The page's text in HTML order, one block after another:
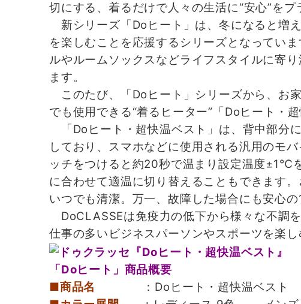
切にする、着るだけで人々の生活に“安心”を
新シリーズ「Doヒート」は、冬になると増
を楽しむことを応援するシリーズとなってい
ルやルームソックスなどライフスタイルに寄
ます。
このたび、「Doヒート」シリーズから、お
でも使用できる“着るヒーター”「Doヒート・
「Doヒート・超快温ベスト」は、背中部分
しており、スマホなどに使用される汎用のモ
ッチをつけると約20秒で温まり設定温度±1℃
に合わせて適温に切り替えることもできます
いつでも清潔。万一、故障した場合にも安心の
DoCLASSEは免疫力の低下から様々な不調
仕事の多いビジネスパーソンやスポーツを楽
「Doヒート」商品概要
■商品名
：Doヒート・超快温ベスト